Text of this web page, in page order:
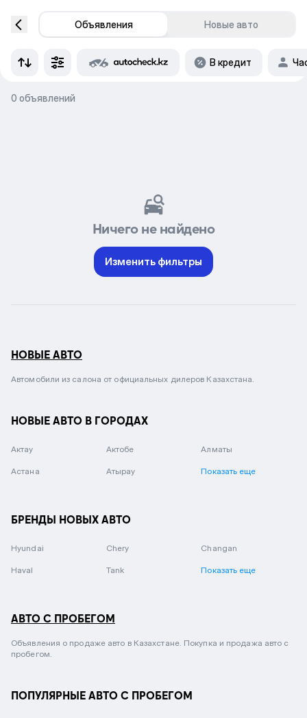
Объявления Новые авто
В кредит
0 объявлений
Ничего не найдено
Изменить фильтры
НОВЫЕ АВТО
Автомобили из салона от официальных дилеров Казахстана.
НОВЫЕ АВТО В ГОРОДАХ
Актау Актобе Алматы
Астана Атырау Показать еще
БРЕНДЫ НОВЫХ АВТО
Hyundai Chery Changan
Haval Tank Показать еще
АВТО С ПРОБЕГОМ
Объявления о продаже авто в Казахстане. Покупка и продажа авто с
пробегом.
ПОПУЛЯРНЫЕ АВТО С ПРОБЕГОМ